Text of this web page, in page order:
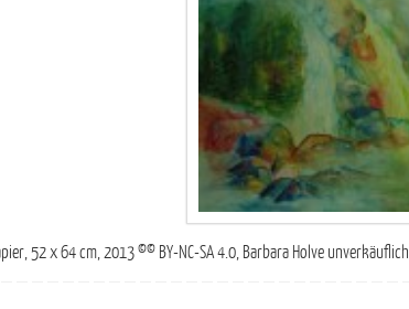
52 x 64 cm, 2013 ©© BY-NC-SA 4.0, Barbara Holve unverkäuflich